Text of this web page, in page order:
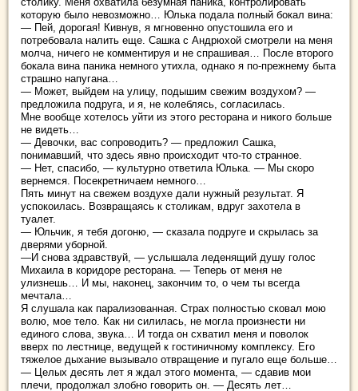
которую было невозможно… Юлька подала полный бокал вина:
— Пей, дорогая! Кивнув, я мгновенно опустошила его и
потребовала налить еще. Сашка с Андрюхой смотрели на меня
молча, ничего не комментируя и не спрашивая… После второго
бокала вина паника немного утихла, однако я по-прежнему быта
страшно напугана…
— Может, выйдем на улицу, подышим свежим воздухом? —
предложила подруга, и я, не колеблясь, согласилась.
Мне вообще хотелось уйти из этого ресторана и никого больше
не видеть…
— Девочки, вас сопроводить? — предложил Сашка,
понимавший, что здесь явно происходит что-то странное.
— Нет, спасибо, — культурно ответила Юлька. — Мы скоро
вернемся. Посекретничаем немного…
Пять минут на свежем воздухе дали нужный результат. Я
успокоилась. Возвращаясь к столикам, вдруг захотела в
туалет.
— Юльчик, я тебя догоню, — сказала подруге и скрылась за
дверями уборной.
—И снова здравствуй, — услышала леденящий душу голос
Михаила в коридоре ресторана. — Теперь от меня не
улизнешь… И мы, наконец, закончим то, о чем ты всегда
мечтала…
Я слушала как парализованная. Страх полностью сковал мою
волю, мое тело. Как ни силилась, не могла произнести ни
единого слова, звука… И тогда он схватил меня и поволок
вверх по лестнице, ведущей к гостиничному комплексу. Его
тяжелое дыхание вызывало отвращение и пугало еще больше…
— Целых десять лет я ждал этого момента, — сдавив мои
плечи, продолжал злобно говорить он. — Десять лет…